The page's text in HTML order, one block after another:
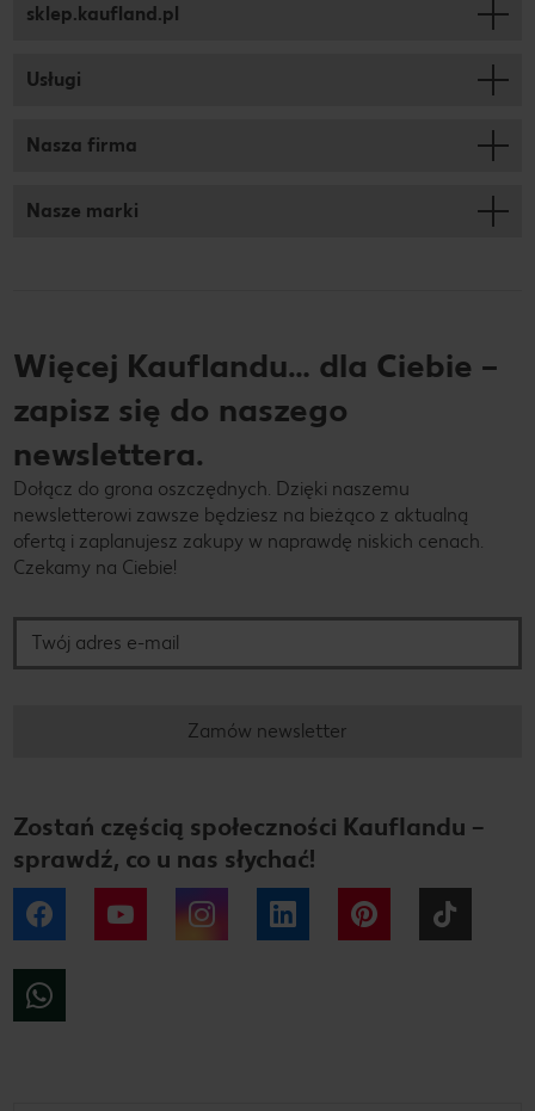
sklep.kaufland.pl
Usługi
Nasza firma
Nasze marki
Więcej Kauflandu… dla Ciebie –
zapisz się do naszego
newslettera.
Dołącz do grona oszczędnych. Dzięki naszemu
newsletterowi zawsze będziesz na bieżąco z aktualną
ofertą i zaplanujesz zakupy w naprawdę niskich cenach.
Czekamy na Ciebie!
Zamów newsletter
Zostań częścią społeczności Kauflandu –
sprawdź, co u nas słychać!
Facebook YouTube Instagram LinkedIn Pinterest